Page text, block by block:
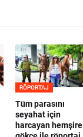
RÖPORTAJ
Tüm parasını
seyahat için
harcayan hemşire